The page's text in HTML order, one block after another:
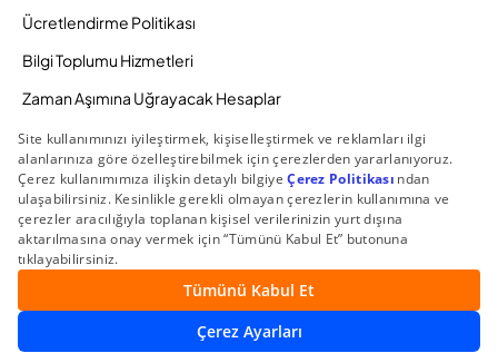
Ücretlendirme Politikası
Bilgi Toplumu Hizmetleri
Zaman Aşımına Uğrayacak Hesaplar
Duyurular ve Kampanyalar
© 2026 Gedik Yatırım Menkul Değerler AŞ. Tüm Hakları